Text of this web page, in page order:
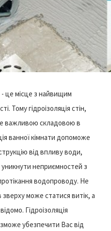
це місце з найвищим
Тому гідроізоляція стін,
важливою складовою в
ванної кімнати допоможе
від впливу води,
неприємностей з
водопроводу. Не
зверху може статися витік, а
Гідроізоляція
убезпечити Вас від